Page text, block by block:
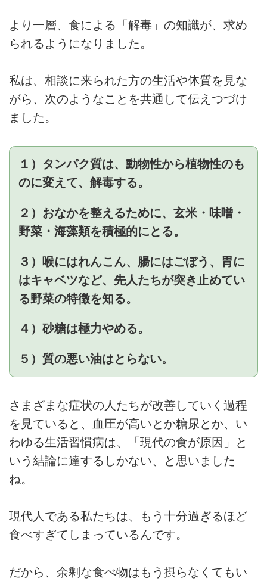
より一層、食による「解毒」の知識が、求め
られるようになりました。
私は、相談に来られた方の生活や体質を見な
がら、次のようなことを共通して伝えつづけ
ました。
１）タンパク質は、動物性から植物性のも
のに変えて、解毒する。
２）おなかを整えるために、玄米・味噌・
野菜・海藻類を積極的にとる。
３）喉にはれんこん、腸にはごぼう、胃に
はキャベツなど、先人たちが突き止めてい
る野菜の特徴を知る。
４）砂糖は極力やめる。
５）質の悪い油はとらない。
さまざまな症状の人たちが改善していく過程
を見ていると、血圧が高いとか糖尿とか、い
わゆる生活習慣病は、「現代の食が原因」と
いう結論に達するしかない、と思いました
ね。
現代人である私たちは、もう十分過ぎるほど
食べすぎてしまっているんです。
だから、余剰な食べ物はもう摂らなくてもい